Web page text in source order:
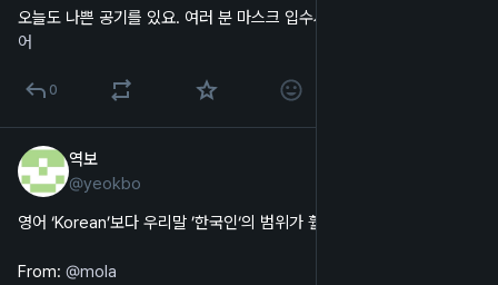
오늘도 나쁜 공기를 있요. 여러 분 마스크 입수세요.
어
0
역보
@yeokbo
영어 ‘Korean’보다 우리말 ’한국인‘의 범위가 훨씬 좁은 아이러니.
From: @mola